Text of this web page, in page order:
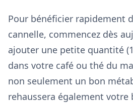
Pour bénéficier rapidement
cannelle, commencez dès
ajouter une petite quantité
dans votre café ou thé du
non seulement un bon
rehaussera également votre